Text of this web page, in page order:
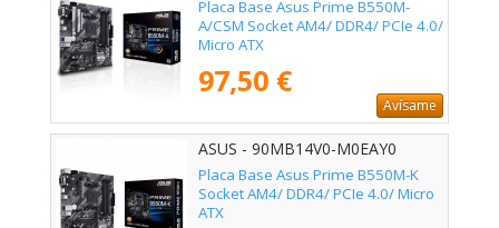
Placa Base Asus Prime B550M-
A/CSM Socket AM4/ DDR4/ PCIe 4.0/
Micro ATX
97,50 €
Avísame
ASUS - 90MB14V0-M0EAY0
Placa Base Asus Prime B550M-K
Socket AM4/ DDR4/ PCIe 4.0/ Micro
ATX